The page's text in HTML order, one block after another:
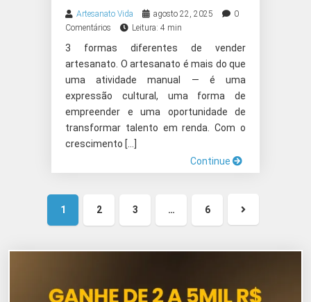
Artesanato Vida agosto 22, 2025
0
Comentários
Leitura: 4 min
3 formas diferentes de vender
artesanato. O artesanato é mais do que
uma atividade manual — é uma
expressão cultural, uma forma de
empreender e uma oportunidade de
transformar talento em renda. Com o
crescimento […]
Continue
1 2 3 …
6